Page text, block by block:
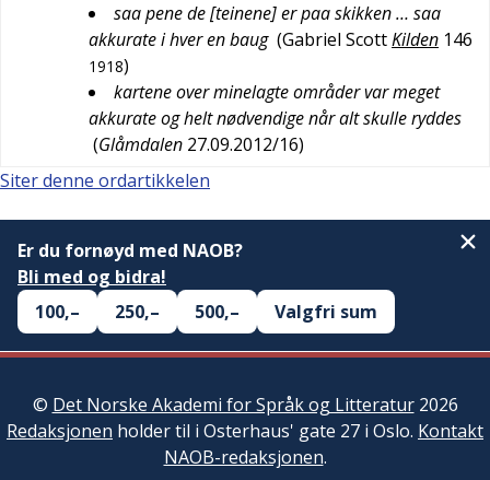
saa pene de [teinene] er paa skikken … saa
akkurate i hver en baug (Gabriel ScottKilden 146
1918)
kartene over minelagte områder var meget
akkurate og helt nødvendige når alt skulle ryddes
(Glåmdalen 27.09.2012/16)
Siter denne ordartikkelen
Er du fornøyd med NAOB?
Bli med og bidra!
100,–
250,– 500,– Valgfri sum
© Det Norske Akademi for Språk og Litteratur2026
Redaksjonen holder til i Osterhaus' gate 27 i Oslo. Kontakt
NAOB-redaksjonen.